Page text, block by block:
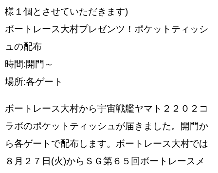
様１個とさせていただきます)
ボートレース大村プレゼンツ！ポケットティッシ
ュの配布
時間:開門～
場所:各ゲート
ボートレース大村から宇宙戦艦ヤマト２２０２コ
ラボのポケットティッシュが届きました。開門か
ら各ゲートで配布します。ボートレース大村では
８月２７日(火)からＳＧ第６５回ボートレースメ